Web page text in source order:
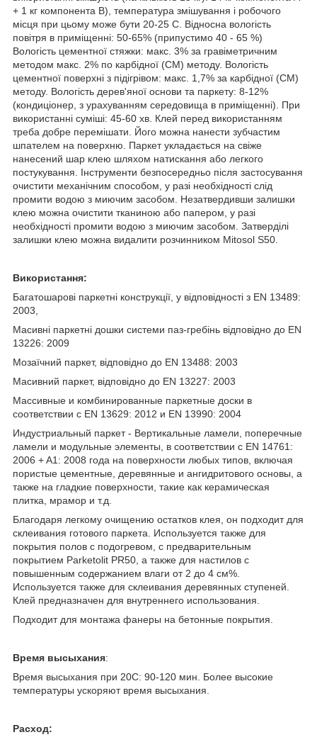
+ 1 кг компонента В), температура змішування і робочого
місця при цьому може бути 20-25 С. Відносна вологість
повітря в приміщенні: 50-65% (припустимо 40 - 65 %)
Вологість цементної стяжки: макс. 3% за гравіметричним
методом макс. 2% по карбідної (CM) методу. Вологість
цементної поверхні з підігрівом: макс. 1,7% за карбідної (CM)
методу. Вологість дерев'яної основи та паркету: 8-12%
(кондиціонер, з урахуванням середовища в приміщенні). При
використанні суміші: 45-60 хв. Клей перед використанням
треба добре перемішати. Його можна нанести зубчастим
шпателем на поверхню. Паркет укладається на свіже
нанесений шар клею шляхом натискання або легкого
постукування. Інструменти безпосередньо після застосування
очистити механічним способом, у разі необхідності слід
промити водою з миючим засобом. Незатвердивши залишки
клею можна очистити тканиною або папером, у разі
необхідності промити водою з миючим засобом. Затверділі
залишки клею можна видалити розчинником Mitosol S50.
Використання:
Багатошарові паркетні конструкції, у відповідності з EN 13489:
2003,
Масивні паркетні дошки системи паз-гребінь відповідно до EN
13226: 2009
Мозаїчний паркет, відповідно до EN 13488: 2003
Масивний паркет, відповідно до EN 13227: 2003
Массивные и комбинированные паркетные доски в
соответствии с EN 13629: 2012 и EN 13990: 2004
Индустриальный паркет - Вертикальные ламели, поперечные
ламели и модульные элементы, в соответствии с EN 14761:
2006 + A1: 2008 года на поверхности любых типов, включая
пористые цементные, деревянные и ангидритового основы, а
также на гладкие поверхности, такие как керамическая
плитка, мрамор и т.д.
Благодаря легкому очищению остатков клея, он подходит для
склеивания готового паркета. Используется также для
покрытия полов с подогревом, с предварительным
покрытием Parketolit PR50, а также для настилов с
повышенным содержанием влаги от 2 до 4 см%.
Используется также для склеивания деревянных ступеней.
Клей предназначен для внутреннего использования.
Подходит для монтажа фанеры на бетонные покрытия.
Время высыхания:
Время высыхания при 20С: 90-120 мин. Более высокие
температуры ускоряют время высыхания.
Расход: